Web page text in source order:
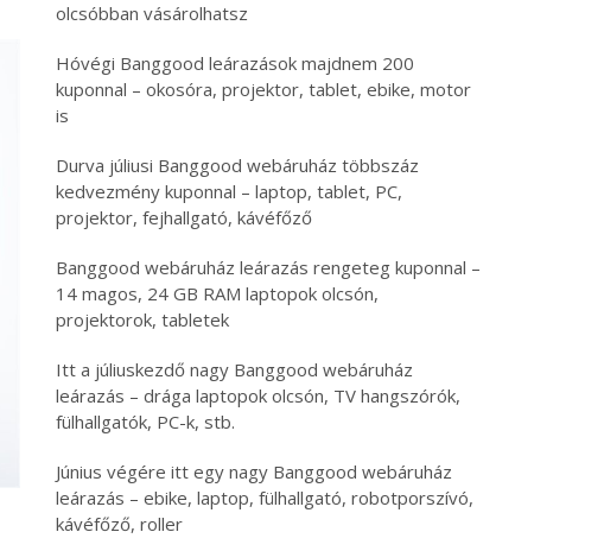
olcsóbban vásárolhatsz
Hóvégi Banggood leárazások majdnem 200
kuponnal – okosóra, projektor, tablet, ebike, motor
is
Durva júliusi Banggood webáruház többszáz
kedvezmény kuponnal – laptop, tablet, PC,
projektor, fejhallgató, kávéfőző
Banggood webáruház leárazás rengeteg kuponnal –
14 magos, 24 GB RAM laptopok olcsón,
projektorok, tabletek
Itt a júliuskezdő nagy Banggood webáruház
leárazás – drága laptopok olcsón, TV hangszórók,
fülhallgatók, PC-k, stb.
Június végére itt egy nagy Banggood webáruház
leárazás – ebike, laptop, fülhallgató, robotporszívó,
kávéfőző, roller